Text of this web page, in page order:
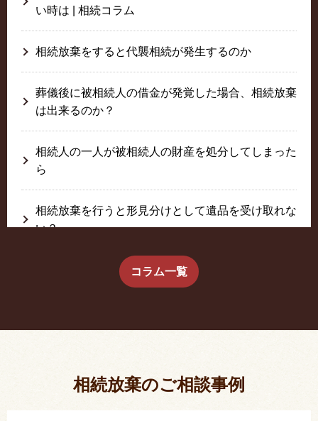
い時は | 相続コラム
相続放棄をすると代襲相続が発生するのか
葬儀後に被相続人の借金が発覚した場合、相続放棄
は出来るのか？
相続人の一人が被相続人の財産を処分してしまった
ら
相続放棄を行うと形見分けとして遺品を受け取れな
い？
生前に相続放棄すると約束した念書は有効か？
コラム一覧
相続放棄のご相談事例